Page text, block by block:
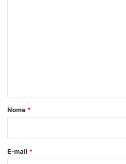
r
*
Nome *
E-mail *